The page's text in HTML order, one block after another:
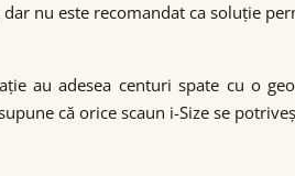
nu este recomandat ca soluție
au adesea centuri spate cu o
că orice scaun i-Size se